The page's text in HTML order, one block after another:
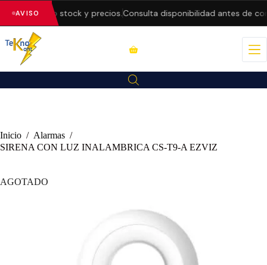
AVISO stock y precios.Consulta disponibilidad antes de
Inicio / Alarmas /
SIRENA CON LUZ INALAMBRICA CS-T9-A EZVIZ
AGOTADO